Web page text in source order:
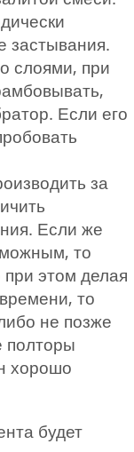
застывания.
слоями, при
Если его
за
Если же
то
этом делая
то
не позже
полторы
хорошо
будет